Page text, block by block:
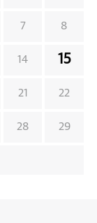
7 8
14 15
21 22
28 29